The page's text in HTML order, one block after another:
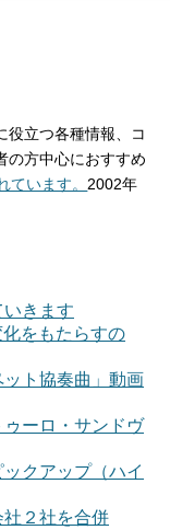
役立つ各種情報、コ
の方中心におすすめ
ています。 2002年
きます
をもたらすの
ット協奏曲」動画
ーロ・サンドヴ
クアップ（ハイ
２社を合併